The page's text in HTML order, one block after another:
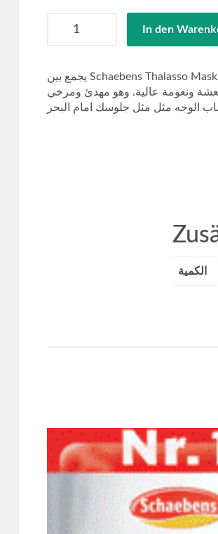
In den
يجمع بين Schaebens Thalasso Mask بين المكونات القيمة من المحيط في وصفات مبتكرة. المستخلصات البحرية الجديدة من الطحالب العوالق البحر واللؤلؤ بمثابة علاج للبشرة المجهدة
ونعومة عالية. وهو مهدئ ومرخي
الكمية